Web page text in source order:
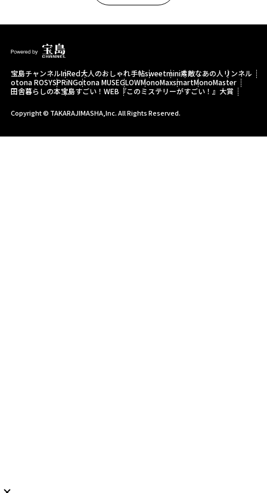
宝島チャンネルInRed大人のおしゃれ手帖sweetmini素敵なあの人 リンネル
otona ROSYSPRiNGotona MUSEGLOWMonoMaxsmartMonoMaster
田舎暮らしの本宝島すごい！WEB 『このミステリーがすごい！』大賞
Copyright © TAKARAJIMASHA,Inc. All Rights Reserved.